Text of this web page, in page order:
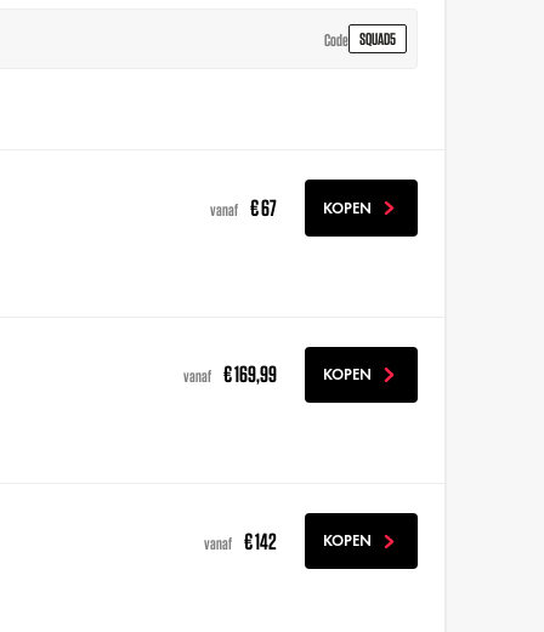
Code SQUAD5
vanaf € 67 KOPEN
vanaf € 169,99 KOPEN
vanaf € 142 KOPEN